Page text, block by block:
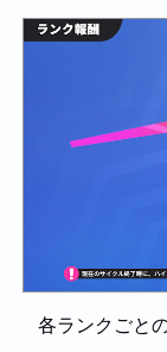
各ランクごと